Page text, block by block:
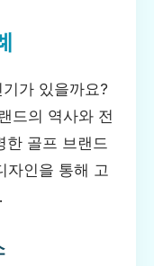
가 있을까요?
드의 역사와 전
한 골프 브랜드
자인을 통해 고